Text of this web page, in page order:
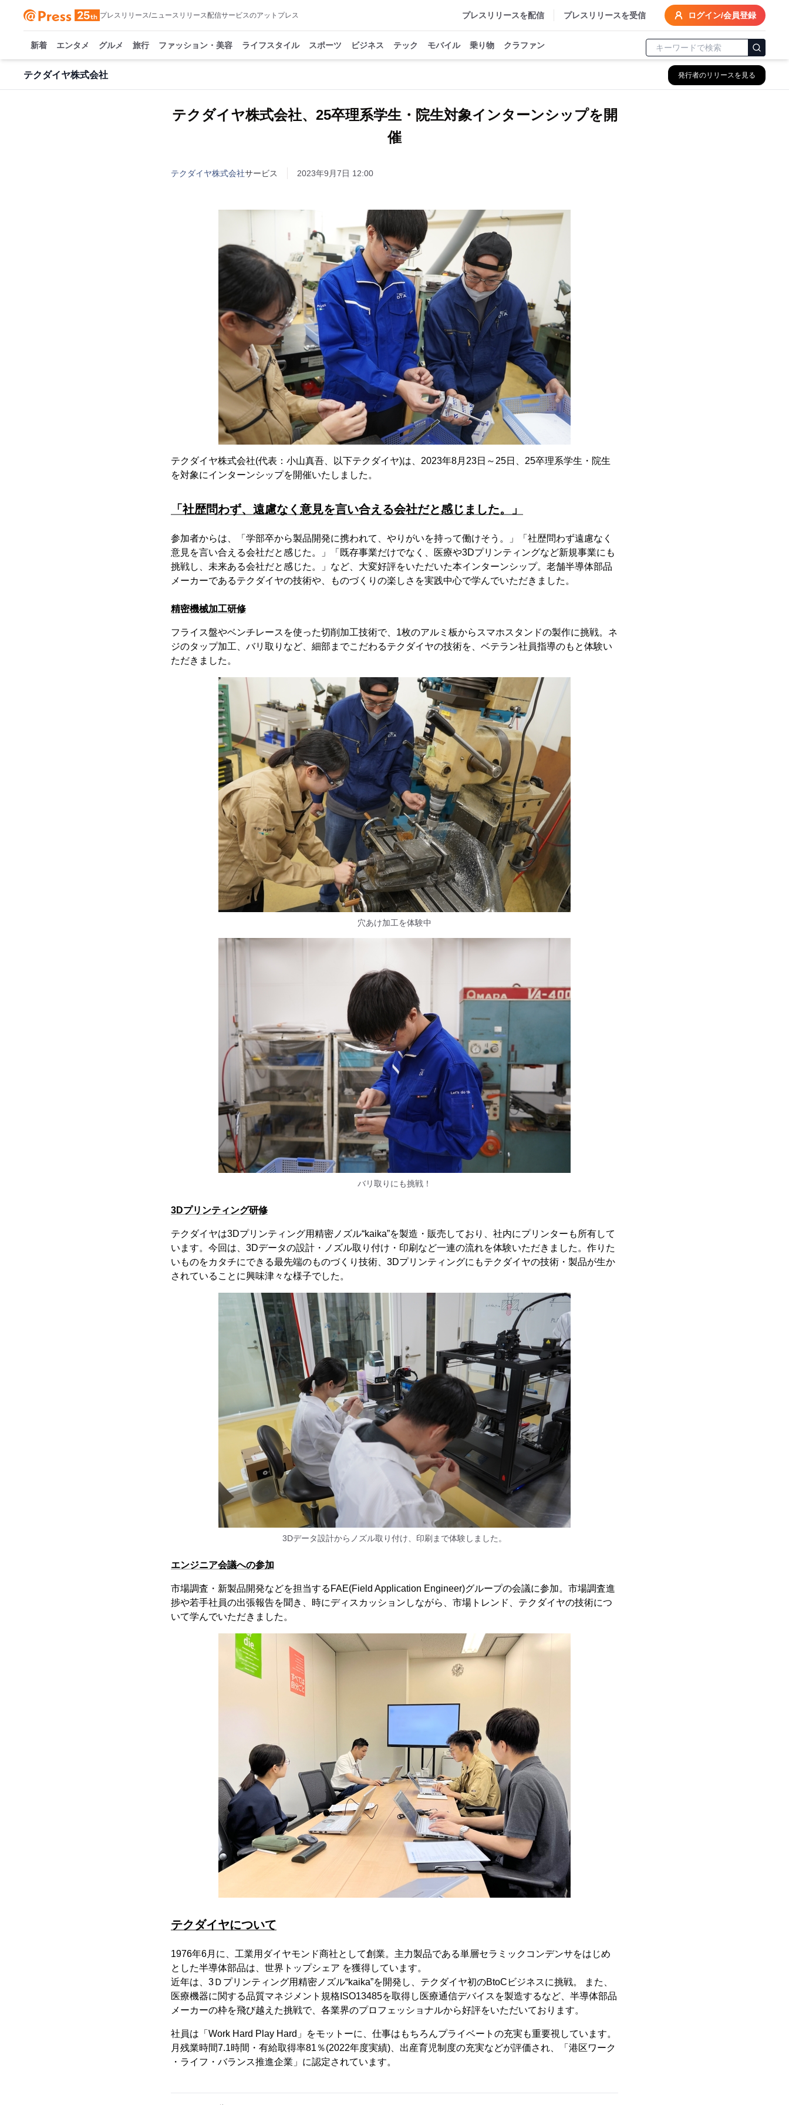
プレスリリース/ニュースリリース配信サービスのアットプレス プレスリリースを配信 プレスリリースを受信 ログイン/会員登録
新着 エンタメ グルメ 旅行 ファッション・美容 ライフスタイル スポーツ ビジネス テック モバイル 乗り物 クラファン
テクダイヤ株式会社 発行者のリリースを見る
テクダイヤ株式会社、25卒理系学生・院生対象インターンシップを開
催
テクダイヤ株式会社サービス 2023年9月7日 12:00
テクダイヤ株式会社(代表：小山真吾、以下テクダイヤ)は、2023年8月23日～25日、25卒理系学生・院生
を対象にインターンシップを開催いたしました。
「社歴問わず、遠慮なく意見を言い合える会社だと感じました。」
参加者からは、「学部卒から製品開発に携われて、やりがいを持って働けそう。」「社歴問わず遠慮なく
意見を言い合える会社だと感じた。」「既存事業だけでなく、医療や3Dプリンティングなど新規事業にも
挑戦し、未来ある会社だと感じた。」など、大変好評をいただいた本インターンシップ。老舗半導体部品
メーカーであるテクダイヤの技術や、ものづくりの楽しさを実践中心で学んでいただきました。
精密機械加工研修
フライス盤やベンチレースを使った切削加工技術で、1枚のアルミ板からスマホスタンドの製作に挑戦。ネ
ジのタップ加工、バリ取りなど、細部までこだわるテクダイヤの技術を、ベテラン社員指導のもと体験い
ただきました。
穴あけ加工を体験中
バリ取りにも挑戦！
3Dプリンティング研修
テクダイヤは3Dプリンティング用精密ノズル“kaika”を製造・販売しており、社内にプリンターも所有して
います。今回は、3Dデータの設計・ノズル取り付け・印刷など一連の流れを体験いただきました。作りた
いものをカタチにできる最先端のものづくり技術、3Dプリンティングにもテクダイヤの技術・製品が生か
されていることに興味津々な様子でした。
3Dデータ設計からノズル取り付け、印刷まで体験しました。
エンジニア会議への参加
市場調査・新製品開発などを担当するFAE(Field Application Engineer)グループの会議に参加。市場調査進
捗や若手社員の出張報告を聞き、時にディスカッションしながら、市場トレンド、テクダイヤの技術につ
いて学んでいただきました。
テクダイヤについて
1976年6月に、工業用ダイヤモンド商社として創業。主力製品である単層セラミックコンデンサをはじめ
とした半導体部品は、世界トップシェア を獲得しています。
近年は、3Ｄプリンティング用精密ノズル“kaika”を開発し、テクダイヤ初のBtoCビジネスに挑戦。 また、
医療機器に関する品質マネジメント規格ISO13485を取得し医療通信デバイスを製造するなど、半導体部品
メーカーの枠を飛び越えた挑戦で、各業界のプロフェッショナルから好評をいただいております。
社員は「Work Hard Play Hard」をモットーに、仕事はもちろんプライベートの充実も重要視しています。
月残業時間7.1時間・有給取得率81％(2022年度実績)、出産育児制度の充実などが評価され、「港区ワーク
・ライフ・バランス推進企業」に認定されています。